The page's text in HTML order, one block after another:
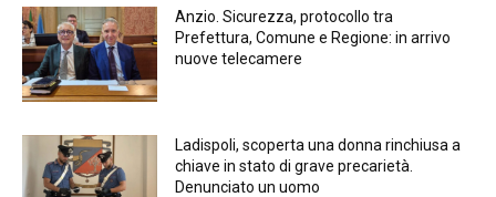
Anzio. Sicurezza, protocollo tra
Prefettura, Comune e Regione: in arrivo
nuove telecamere
Ladispoli, scoperta una donna rinchiusa a
chiave in stato di grave precarietà.
Denunciato un uomo